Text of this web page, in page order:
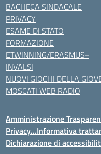
BACHECA SINDACALE
PRIVACY
ESAME DI STATO
FORMAZIONE
ETWINNING/ERASMUS+
INVALSI
NUOVI GIOCHI DELLA
MOSCATI WEB RADIO
Amministrazione
Privacy…Informativa
Dichiarazione di